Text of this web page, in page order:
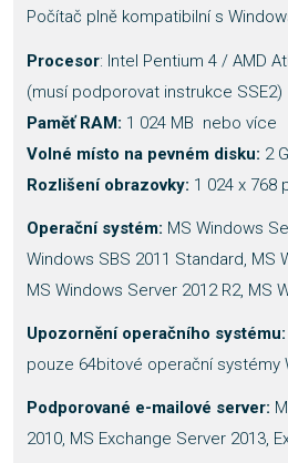
Počítač plně kompatibilní s
Procesor: Intel Pentium 4 / AMD
(musí podporovat instrukce SSE2)
Paměť RAM: 1 024 MB nebo více
Volné místo na pevném disku: 2
Rozlišení obrazovky: 1 024 x 768
Operační systém: MS Windows
Windows SBS 2011 Standard, MS
MS Windows Server 2012 R2, MS
Upozornění operačního systému:
pouze 64bitové operační systémy
Podporované e-mailové server:
2010, MS Exchange Server 2013,